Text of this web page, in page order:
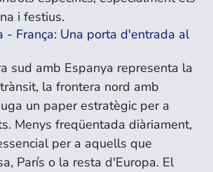
i festius.
- França: Una porta d'entrada al
sud amb Espanya representa la
la frontera nord amb
un paper estratègic per a
Menys freqüentada diàriament,
per a aquells que
París o la resta d'Europa. El